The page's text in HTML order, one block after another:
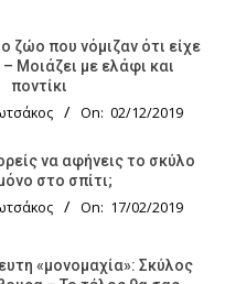
ζώο που νόμιζαν ότι είχε
Μοιάζει με ελάφι και
ποντίκι
On: 02/12/2019
να αφήνεις το σκύλο
στο σπίτι;
On: 17/02/2019
«μονομαχία»: Σκύλος